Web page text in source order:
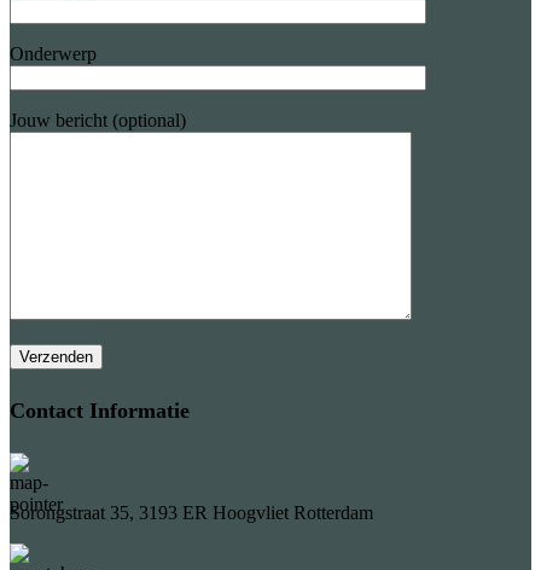
Onderwerp
Jouw bericht (optional)
Contact Informatie
Sorongstraat 35, 3193 ER Hoogvliet Rotterdam